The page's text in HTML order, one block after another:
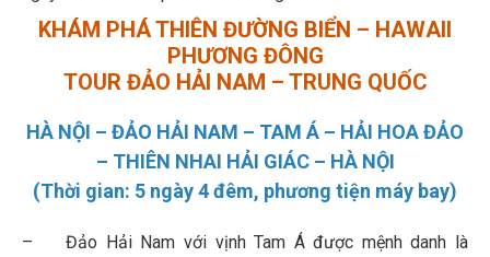
KHÁM PHÁ THIÊN ĐƯỜNG BIỂN – HAWAII
PHƯƠNG ĐÔNG
TOUR ĐẢO HẢI NAM – TRUNG QUỐC
HÀ NỘI – ĐẢO HẢI NAM – TAM Á – HẢI HOA ĐẢO
– THIÊN NHAI HẢI GIÁC – HÀ NỘI
(Thời gian: 5 ngày 4 đêm, phương tiện máy bay)
– Đảo Hải Nam với vịnh Tam Á được mệnh danh là